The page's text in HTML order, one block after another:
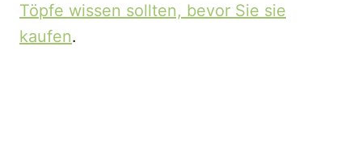
Töpfe wissen sollten, bevor Sie sie
kaufen.